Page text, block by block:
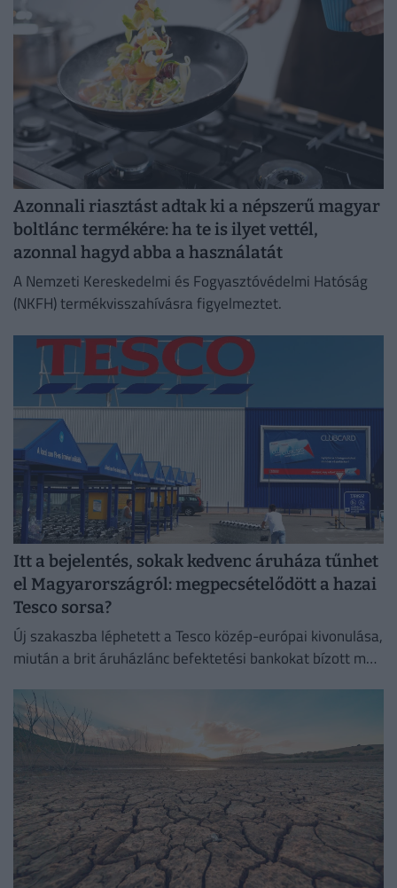
Azonnali riasztást adtak ki a népszerű magyar
boltlánc termékére: ha te is ilyet vettél,
azonnal hagyd abba a használatát
A Nemzeti Kereskedelmi és Fogyasztóvédelmi Hatóság
(NKFH) termékvisszahívásra figyelmeztet.
Itt a bejelentés, sokak kedvenc áruháza tűnhet
el Magyarországról: megpecsételődött a hazai
Tesco sorsa?
Új szakaszba léphetett a Tesco közép-európai kivonulása,
miután a brit áruházlánc befektetési bankokat bízott meg